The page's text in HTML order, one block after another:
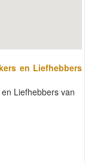
en Liefhebbers
Liefhebbers van